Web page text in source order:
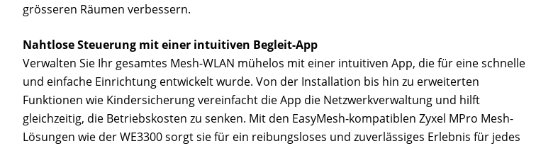
grösseren Räumen verbessern.
Nahtlose Steuerung mit einer intuitiven Begleit-App
Verwalten Sie Ihr gesamtes Mesh-WLAN mühelos mit einer intuitiven App, die für eine schnelle
und einfache Einrichtung entwickelt wurde. Von der Installation bis hin zu erweiterten
Funktionen wie Kindersicherung vereinfacht die App die Netzwerkverwaltung und hilft
gleichzeitig, die Betriebskosten zu senken. Mit den EasyMesh-kompatiblen Zyxel MPro Mesh-
Lösungen wie der WE3300 sorgt sie für ein reibungsloses und zuverlässiges Erlebnis für jedes